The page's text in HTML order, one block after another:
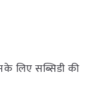
लिए सब्सिडी की